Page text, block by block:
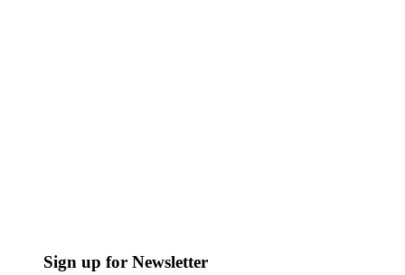
Sign up for Newsletter